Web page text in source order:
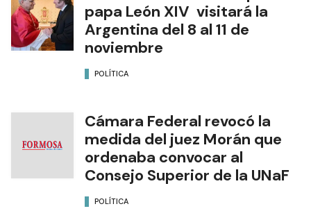
papa León XIV visitará la
Argentina del 8 al 11 de
noviembre
POLÍTICA
Cámara Federal revocó la
medida del juez Morán que
ordenaba convocar al
Consejo Superior de la UNaF
POLÍTICA